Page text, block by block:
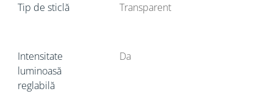
Tip de sticlă Transparent
Intensitate
luminoasă
reglabilă
Da